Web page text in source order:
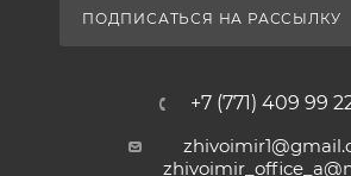
ПОДПИСАТЬСЯ НА РАССЫЛКУ
+7 (771) 409 99